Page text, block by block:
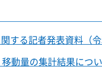
する記者発表資料（令
動量の集計結果につ